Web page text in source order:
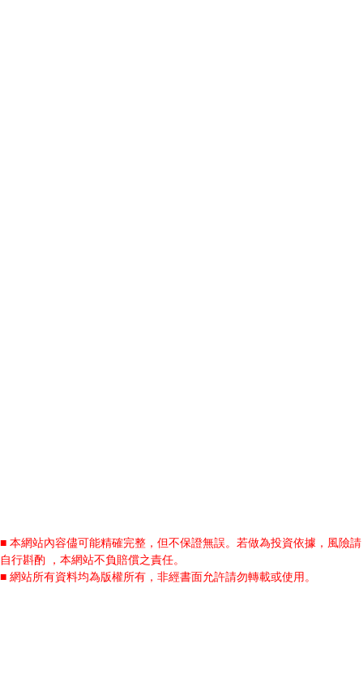
■ 本網站內容儘可能精確完整，但不保證無誤。若做為投資依據，風險請
自行斟酌 ，本網站不負賠償之責任。
■ 網站所有資料均為版權所有，非經書面允許請勿轉載或使用。